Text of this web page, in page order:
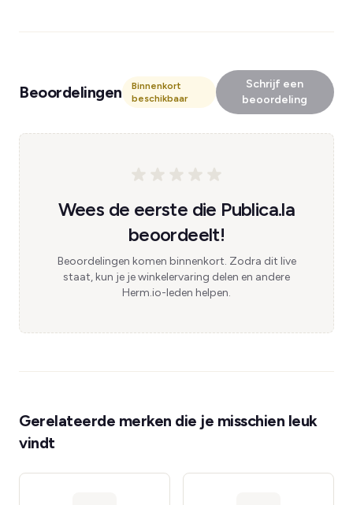
Beoordelingen
Binnenkort
beschikbaar
Schrijf een
beoordeling
Wees de eerste die Publica.la
beoordeelt!
Beoordelingen komen binnenkort. Zodra dit live
staat, kun je je winkelervaring delen en andere
Herm.io-leden helpen.
Gerelateerde merken die je misschien leuk
vindt